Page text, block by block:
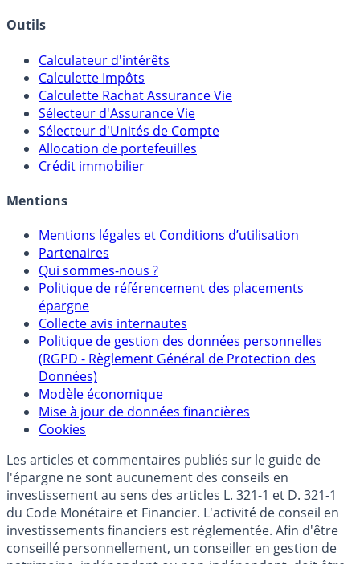
Outils
Calculateur d'intérêts
Calculette Impôts
Calculette Rachat Assurance Vie
Sélecteur d'Assurance Vie
Sélecteur d'Unités de Compte
Allocation de portefeuilles
Crédit immobilier
Mentions
Mentions légales et Conditions d’utilisation
Partenaires
Qui sommes-nous ?
Politique de référencement des placements
épargne
Collecte avis internautes
Politique de gestion des données personnelles
(RGPD - Règlement Général de Protection des
Données)
Modèle économique
Mise à jour de données financières
Cookies
Les articles et commentaires publiés sur le guide de
l'épargne ne sont aucunement des conseils en
investissement au sens des articles L. 321-1 et D. 321-1
du Code Monétaire et Financier. L'activité de conseil en
investissements financiers est réglementée. Afin d'être
conseillé personnellement, un conseiller en gestion de